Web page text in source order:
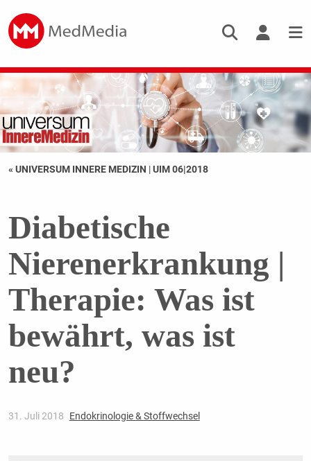
« UNIVERSUM INNERE MEDIZIN |UIM 06|2018
Diabetische
Nierenerkrankung |
Therapie: Was ist
bewährt, was ist
neu?
31. Juli 2018 Endokrinologie & Stoffwechsel